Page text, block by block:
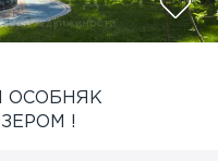
ОСОБНЯК
!